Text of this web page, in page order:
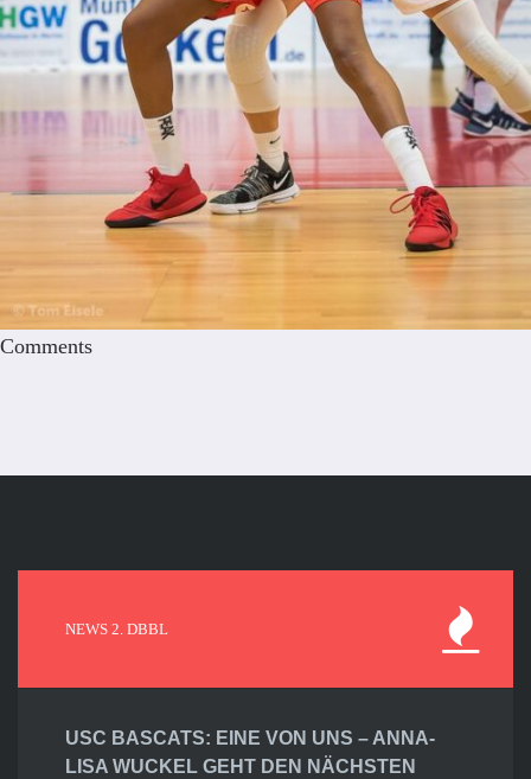
Comments
NEWS 2. DBBL
USC BASCATS: EINE VON UNS – ANNA-
LISA WUCKEL GEHT DEN NÄCHSTEN